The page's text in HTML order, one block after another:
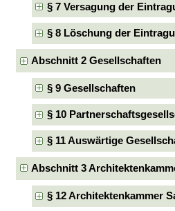
§ 7 Versagung der
§ 8 Löschung der
Abschnitt 2 Gesellschaften
§ 9 Gesellschaften
§ 10
§ 11 Auswärtige
Abschnitt 3
§ 12 Architektenkammer